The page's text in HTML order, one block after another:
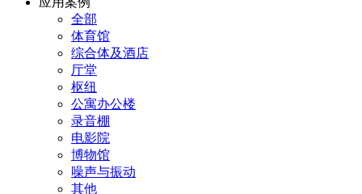
全部
体育馆
综合体及酒店
厅堂
枢纽
公寓办公楼
录音棚
电影院
博物馆
噪声与振动
其他